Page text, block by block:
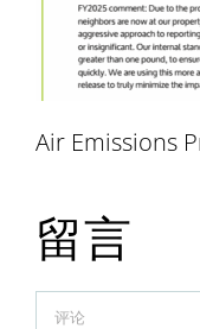
Air Emissions
留言
Comment